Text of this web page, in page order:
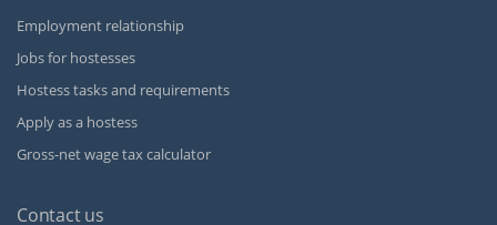
Employment relationship
Jobs for hostesses
Hostess tasks and requirements
Apply as a hostess
Gross-net wage tax calculator
Contact us